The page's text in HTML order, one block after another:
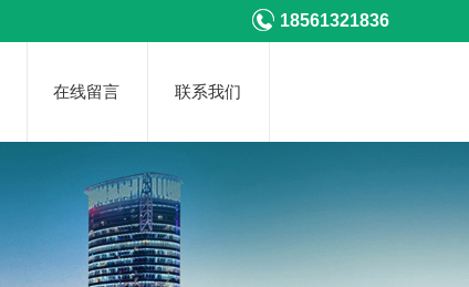
18561321836
在线留言 联系我们